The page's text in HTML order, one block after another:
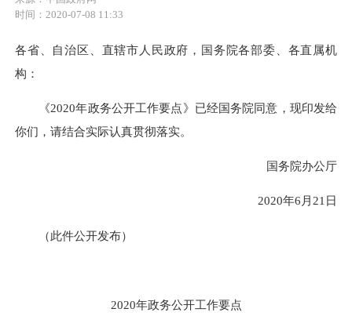
时间：2020-07-08 11:33
各省、自治区、直辖市人民政府，国务院各部委、各直属机
构：
《2020年政务公开工作要点》已经国务院同意，现印发给
你们，请结合实际认真贯彻落实。
国务院办公厅
2020年6月21日
（此件公开发布）
2020年政务公开工作要点